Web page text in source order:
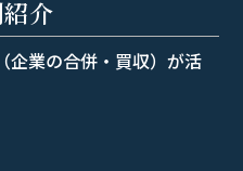
介
企業の合併・買収）が活